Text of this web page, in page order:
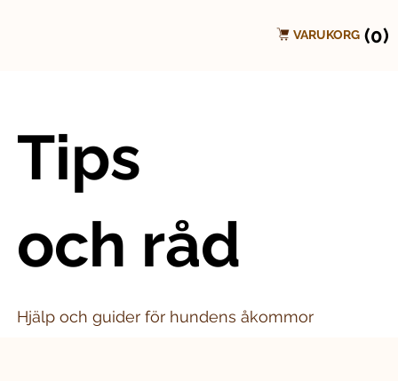
VARUKORG (0)
Tips
och råd
Hjälp och guider för hundens åkommor